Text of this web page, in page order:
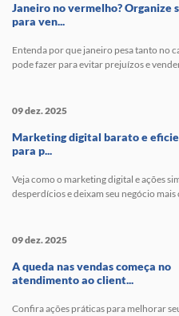
Janeiro no vermelho? Organize
para ven...
Entenda por que janeiro pesa tanto no
pode fazer para evitar prejuízos e
09 dez. 2025
Marketing digital barato e
para p...
Veja como o marketing digital e ações
desperdícios e deixam seu negócio
09 dez. 2025
A queda nas vendas começa no
atendimento ao client...
Confira ações práticas para melhorar